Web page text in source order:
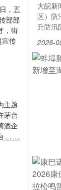
，五
部部
，街
宣传
主题
茅台
酒企
……
大皖新
区）防
升防汛
2026-